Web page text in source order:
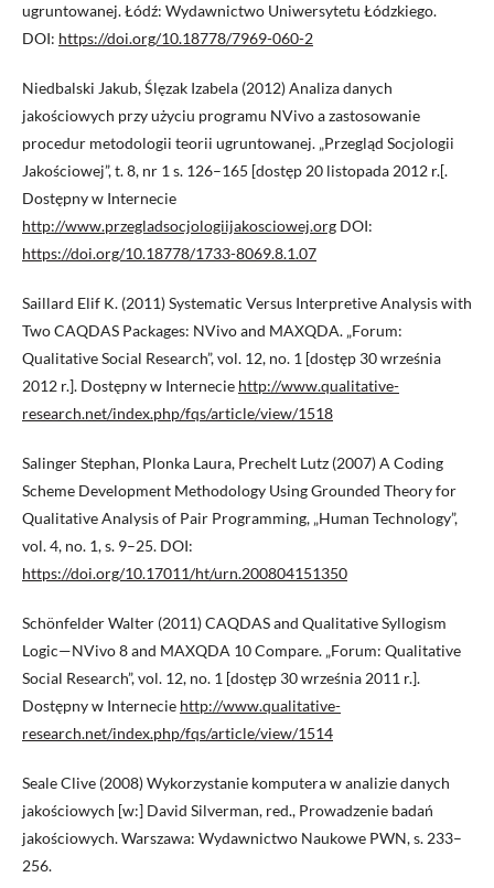
ugruntowanej. Łódź: Wydawnictwo Uniwersytetu Łódzkiego.
DOI: https://doi.org/10.18778/7969-060-2
Niedbalski Jakub, Ślęzak Izabela (2012) Analiza danych
jakościowych przy użyciu programu NVivo a zastosowanie
procedur metodologii teorii ugruntowanej. „Przegląd Socjologii
Jakościowej”, t. 8, nr 1 s. 126–165 [dostęp 20 listopada 2012 r.[.
Dostępny w Internecie
http://www.przegladsocjologiijakosciowej.org DOI:
https://doi.org/10.18778/1733-8069.8.1.07
Saillard Elif K. (2011) Systematic Versus Interpretive Analysis with
Two CAQDAS Packages: NVivo and MAXQDA. „Forum:
Qualitative Social Research”, vol. 12, no. 1 [dostęp 30 września
2012 r.]. Dostępny w Internecie http://www.qualitative-
research.net/index.php/fqs/article/view/1518
Salinger Stephan, Plonka Laura, Prechelt Lutz (2007) A Coding
Scheme Development Methodology Using Grounded Theory for
Qualitative Analysis of Pair Programming, „Human Technology”,
vol. 4, no. 1, s. 9–25. DOI:
https://doi.org/10.17011/ht/urn.200804151350
Schönfelder Walter (2011) CAQDAS and Qualitative Syllogism
Logic—NVivo 8 and MAXQDA 10 Compare. „Forum: Qualitative
Social Research”, vol. 12, no. 1 [dostęp 30 września 2011 r.].
Dostępny w Internecie http://www.qualitative-
research.net/index.php/fqs/article/view/1514
Seale Clive (2008) Wykorzystanie komputera w analizie danych
jakościowych [w:] David Silverman, red., Prowadzenie badań
jakościowych. Warszawa: Wydawnictwo Naukowe PWN, s. 233–
256.